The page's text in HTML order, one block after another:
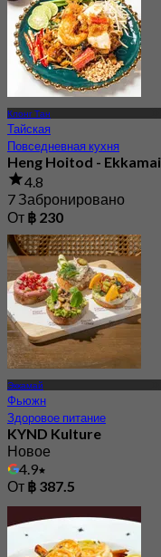
Клонг Тан
Тайская
Повседневная кухня
Heng Hoitod - Ekkamai
4.8
7 Забронировано
От ฿ 230
Эккамай
Фьюжн
Здоровое питание
KYND Kulture
Новое
4.9
От ฿ 387.5